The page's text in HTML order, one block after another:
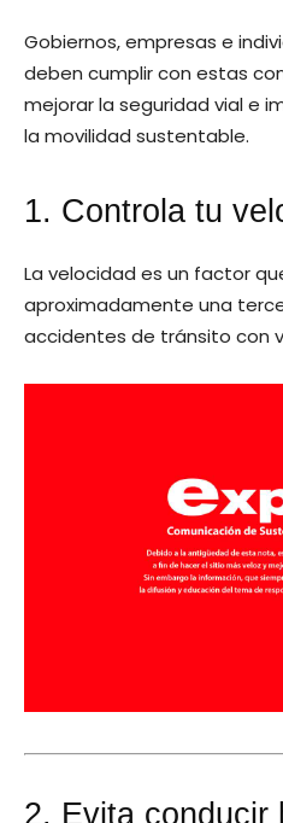
Gobiernos, empresas e
deben cumplir con estas
mejorar la seguridad vial e
la movilidad sustentable.
1. Controla tu
La velocidad es un factor
aproximadamente una
accidentes de tránsito con
2. Evita conducir